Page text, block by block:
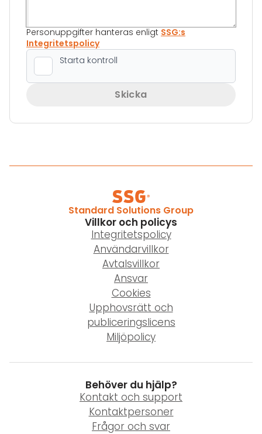
Personuppgifter hanteras enligt SSG:s
Integritetspolicy
Skicka
Standard Solutions Group
Villkor och policys
Integritetspolicy
Användarvillkor
Avtalsvillkor
Ansvar
Cookies
Upphovsrätt och
publiceringslicens
Miljöpolicy
Behöver du hjälp?
Kontakt och support
Kontaktpersoner
Frågor och svar